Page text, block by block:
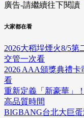
廣告-請繼續往下閱讀
大家都在看
2026大稻埕煙火8/5第
交管一次看
2026 AAA頒獎典禮
看
重新定義「新豪華」
高品質時間
BIGBANG台北大巨